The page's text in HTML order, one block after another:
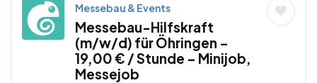
Messebau & Events
Messebau-Hilfskraft
(m/w/d) für Öhringen –
19,00 € / Stunde – Minijob,
Messejob